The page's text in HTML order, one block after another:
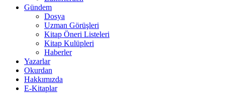
Gündem
Dosya
Uzman Görüşleri
Kitap Öneri Listeleri
Kitap Kulüpleri
Haberler
Yazarlar
Okurdan
Hakkımızda
E-Kitaplar